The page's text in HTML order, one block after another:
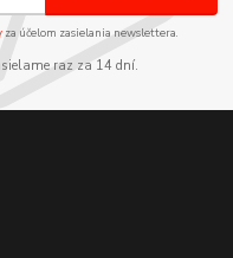
za účelom zasielania newslettera.
raz za 14 dní.